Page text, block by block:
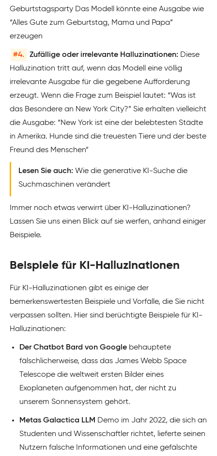
Geburtstagsparty Das Modell könnte eine Ausgabe wie
“Alles Gute zum Geburtstag, Mama und Papa”
erzeugen
#4. Zufällige oder irrelevante Halluzinationen: Diese
Halluzination tritt auf, wenn das Modell eine völlig
irrelevante Ausgabe für die gegebene Aufforderung
erzeugt. Wenn die Frage zum Beispiel lautet: “Was ist
das Besondere an New York City?” Sie erhalten vielleicht
die Ausgabe: “New York ist eine der belebtesten Städte
in Amerika. Hunde sind die treuesten Tiere und der beste
Freund des Menschen”
Lesen Sie auch: Wie die generative KI-Suche die
Suchmaschinen verändert
Immer noch etwas verwirrt über KI-Halluzinationen?
Lassen Sie uns einen Blick auf sie werfen, anhand einiger
Beispiele.
Beispiele für KI-Halluzinationen
Für KI-Halluzinationen gibt es einige der
bemerkenswertesten Beispiele und Vorfälle, die Sie nicht
verpassen sollten. Hier sind berüchtigte Beispiele für KI-
Halluzinationen:
Der Chatbot Bard von Google behauptete
fälschlicherweise, dass das James Webb Space
Telescope die weltweit ersten Bilder eines
Exoplaneten aufgenommen hat, der nicht zu
unserem Sonnensystem gehört.
Metas Galactica LLM Demo im Jahr 2022, die sich an
Studenten und Wissenschaftler richtet, lieferte seinen
Nutzern falsche Informationen und eine gefälschte